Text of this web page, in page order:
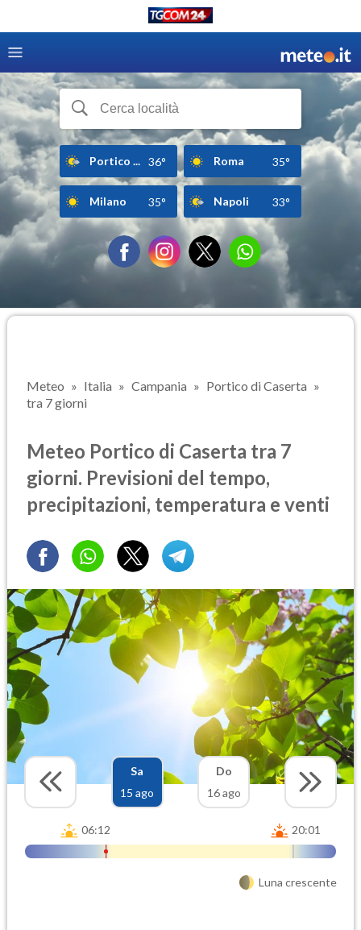
Portico ... 36° Roma 35°
Milano 35° Napoli 33°
Meteo Italia Campania
Portico di Caserta
tra 7 giorni
Meteo Portico di Caserta tra 7
giorni. Previsioni del tempo,
precipitazioni, temperatura e venti
Sa
15 ago
Do
16 ago
06:12 20:01
Luna crescente